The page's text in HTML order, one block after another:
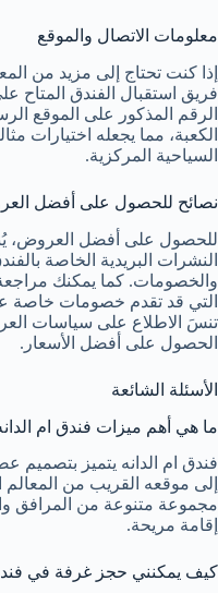
معلومات الاتصال والموقع
إذا كنت تحتاج إلى مزيد من
الرقم المذكور على الموقع
الكعبة، مما يجعله اختيارات
السياحية المركزية.
نصائح للحصول على أفضل
للحصول على أفضل العروض،
النشرات البريدية الخاصة
والخصومات. كما يمكنك
التي قد تقدم خصومات خاصة
تنسَ الاطلاع على سياسات
الحصول على أفضل الأسعار.
الأسئلة الشائعة
ما هي أهم ميزات فندق ام
فندق ام الدانه يتميز بتصميم
إلى موقعه القريب من المعالم
مجموعة متنوعة من المرافق
إقامة مريحة.
كيف يمكنني حجز غرفة في